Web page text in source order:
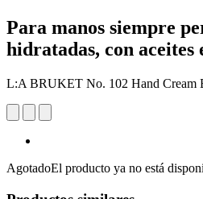
Para manos siempre
hidratadas, con aceites
L:A BRUKET No. 102 Hand Cream
AgotadoEl producto ya no está